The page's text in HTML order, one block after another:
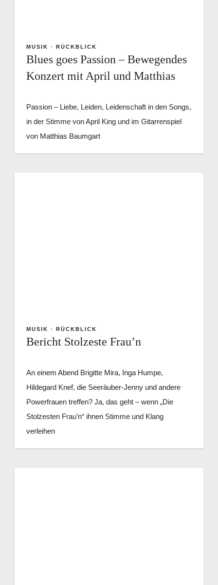
MUSIK · RÜCKBLICK
Blues goes Passion – Bewegendes
Konzert mit April und Matthias
Passion – Liebe, Leiden, Leidenschaft in den Songs,
in der Stimme von April King und im Gitarrenspiel
von Matthias Baumgart
MUSIK · RÜCKBLICK
Bericht Stolzeste Frau’n
An einem Abend Brigitte Mira, Inga Humpe,
Hildegard Knef, die Seeräuber-Jenny und andere
Powerfrauen treffen? Ja, das geht – wenn „Die
Stolzesten Frau’n“ ihnen Stimme und Klang
verleihen